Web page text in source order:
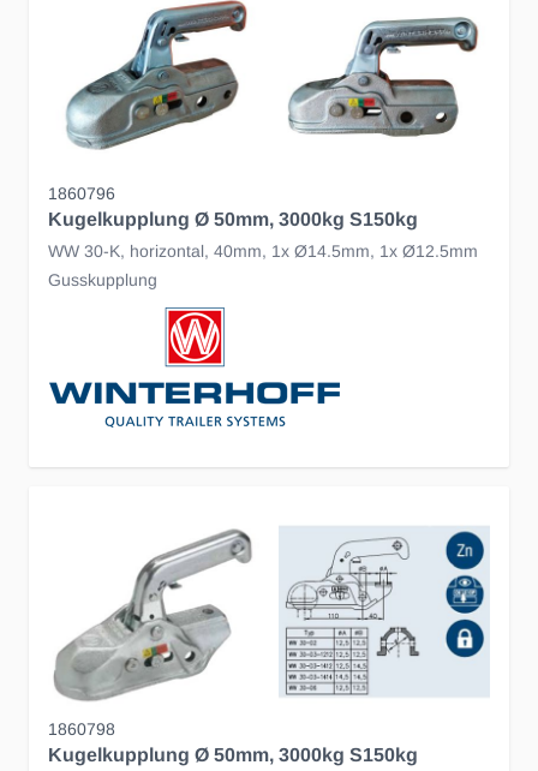
1860796
Kugelkupplung Ø 50mm, 3000kg S150kg
WW 30-K, horizontal, 40mm, 1x Ø14.5mm, 1x Ø12.5mm
Gusskupplung
1860798
Kugelkupplung Ø 50mm, 3000kg S150kg